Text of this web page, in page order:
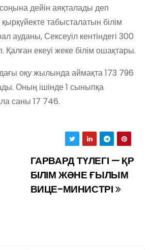
дейін аяқталады деп
табысталатын білім
ауданы, Сексеуіл кентіндегі 300
екеуі жеке білім ошақтары.
оқу жылында аймақта 173 796
Оның ішінде 1 сыныпқа
саны 17 746.
ГАРВАРД ТҮЛЕГІ — ҚР
БІЛІМ ЖӘНЕ ҒЫЛЫМ
ВИЦЕ-МИНИСТРІ